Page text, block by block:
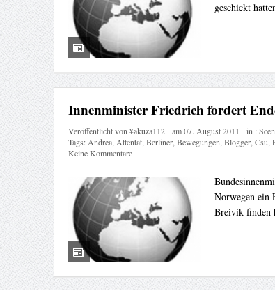
geschickt
Innenminister Friedrich fordert
Veröffentlicht von¥akuza112 am07. August 2011 in :
Tags: Andrea, Attentat, Berliner, Bewegungen Blogger, Csu
Keine Kommentare
Norwegen ein
Breivik finden